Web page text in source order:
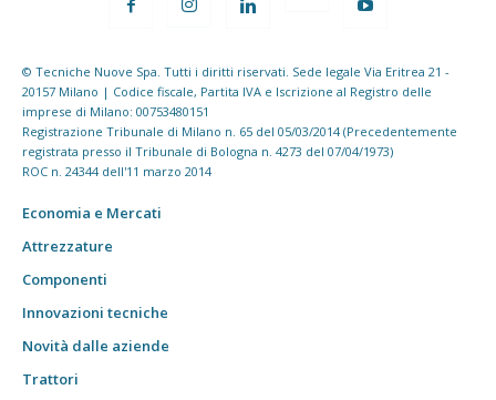
© Tecniche Nuove Spa. Tutti i diritti riservati. Sede legale Via Eritrea 21 -
20157 Milano | Codice fiscale, Partita IVA e Iscrizione al Registro delle
imprese di Milano: 00753480151
Registrazione Tribunale di Milano n. 65 del 05/03/2014 (Precedentemente
registrata presso il Tribunale di Bologna n. 4273 del 07/04/1973)
ROC n. 24344 dell'11 marzo 2014
Economia e Mercati
Attrezzature
Componenti
Innovazioni tecniche
Novità dalle aziende
Trattori